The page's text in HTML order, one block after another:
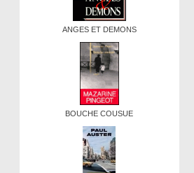
ANGES ET DEMONS
BOUCHE COUSUE